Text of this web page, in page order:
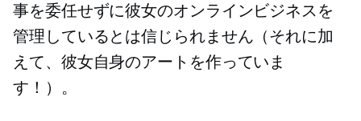
事を委任せずに彼女のオンラインビジネスを
管理しているとは信じられません（それに加
えて、彼女自身のアートを作っていま
す！）。